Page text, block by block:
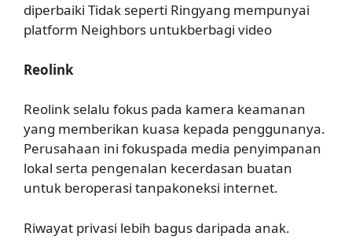
diperbaiki Tidak seperti Ringyang mempunyai
platform Neighbors untukberbagi video
Reolink
Reolink selalu fokus pada kamera keamanan
yang memberikan kuasa kepada penggunanya.
Perusahaan ini fokuspada media penyimpanan
lokal serta pengenalan kecerdasan buatan
untuk beroperasi tanpakoneksi internet.
Riwayat privasi lebih bagus daripada anak.